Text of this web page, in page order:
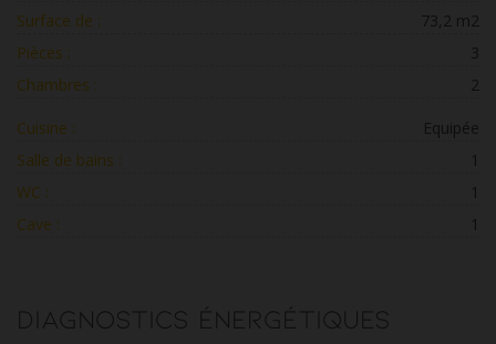
Surface de :
73,2 m2
Pièces :
3
Chambres :
2
Cuisine :
Equipée
Salle de bains :
1
WC :
1
Cave :
1
Diagnostics énergétiques